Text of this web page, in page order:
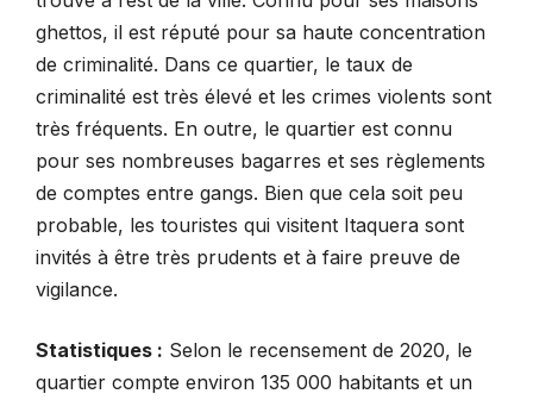
ghettos, il est réputé pour sa haute concentration
de criminalité. Dans ce quartier, le taux de
criminalité est très élevé et les crimes violents sont
très fréquents. En outre, le quartier est connu
pour ses nombreuses bagarres et ses règlements
de comptes entre gangs. Bien que cela soit peu
probable, les touristes qui visitent Itaquera sont
invités à être très prudents et à faire preuve de
vigilance.
Statistiques : Selon le recensement de 2020, le
quartier compte environ 135 000 habitants et un